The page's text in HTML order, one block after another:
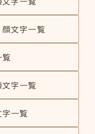
文字一覧
字一覧
一覧